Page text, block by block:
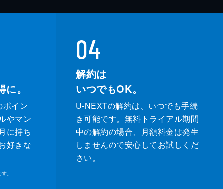
。
ポイン
やマン
に持ち
好きな
。
04
解約は
いつでもOK。
U-NEXTの解約は、いつでも手続
き可能です。無料トライアル期間
中の解約の場合、月額料金は発生
しませんので安心してお試しくだ
さい。